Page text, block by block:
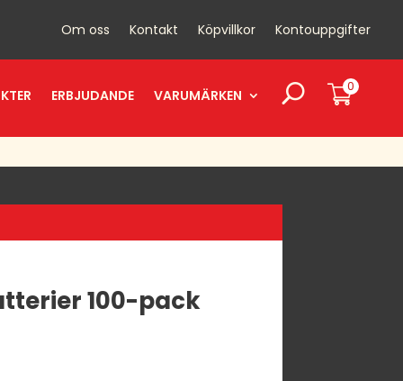
Om oss Kontakt Köpvillkor Kontouppgifter
ERBJUDANDE VARUMÄRKEN
0
100-pack